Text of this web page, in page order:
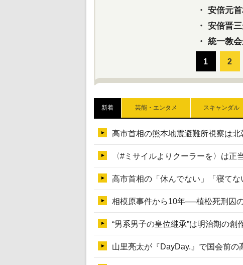
・ 安倍元首相銃
・ 安倍晋三が「
・ 統一教
新着 芸能・エンタメ スキャンダル